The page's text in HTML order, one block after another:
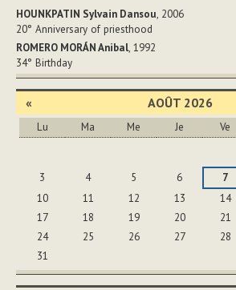
HOUNKPATIN Sylvain Dansou, 2006
20° Anniversary of priesthood
ROMERO MORÁN Anibal, 1992
34° Birthday
« AOÛT 2026
Lu Ma Me Je Ve
3
4 5 6 7
10
11 12 13 14
17
18 19 20 21
24
25 26 27 28
31